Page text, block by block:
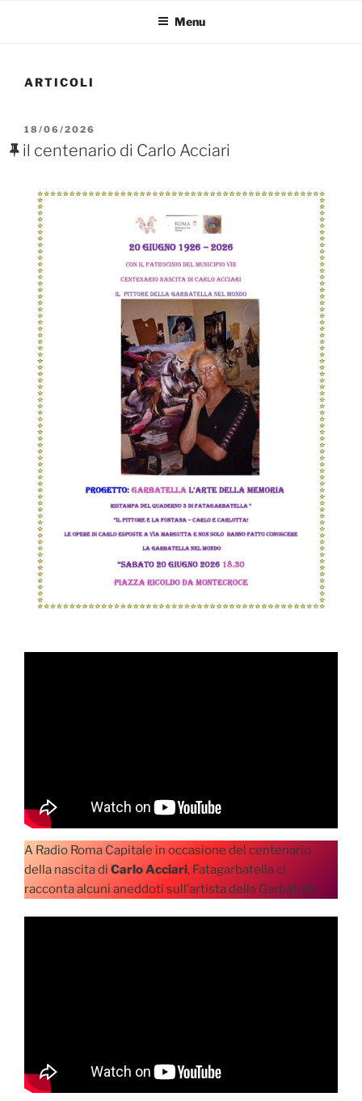
Menu
ARTICOLI
PUBBLICATO
IL
18/06/2026
il centenario di Carlo Acciari
A Radio Roma Capitale in occasione del centenario
della nascita di Carlo Acciari, Fatagarbatella ci
racconta alcuni aneddoti sull’artista della Garbatella